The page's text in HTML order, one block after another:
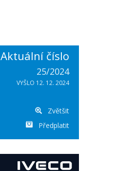
Aktuální číslo
25/2024
VYŠLO 12. 12. 2024
Zvětšit
Předplatit